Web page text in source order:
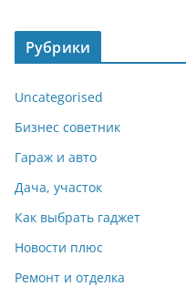
Рубрики
Uncategorised
Бизнес советник
Гараж и авто
Дача, участок
Как выбрать гаджет
Новости плюс
Ремонт и отделка